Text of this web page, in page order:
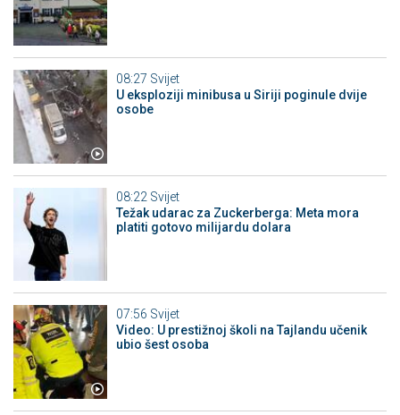
08:27 Svijet
U eksploziji minibusa u Siriji poginule dvije
osobe
08:22 Svijet
Težak udarac za Zuckerberga: Meta mora
platiti gotovo milijardu dolara
07:56 Svijet
Video: U prestižnoj školi na Tajlandu učenik
ubio šest osoba